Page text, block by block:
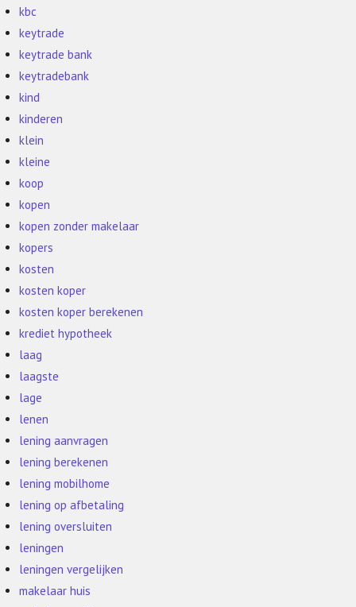
kbc
keytrade
keytrade bank
keytradebank
kind
kinderen
klein
kleine
koop
kopen
kopen zonder makelaar
kopers
kosten
kosten koper
kosten koper berekenen
krediet hypotheek
laag
laagste
lage
lenen
lening aanvragen
lening berekenen
lening mobilhome
lening op afbetaling
lening oversluiten
leningen
leningen vergelijken
makelaar huis